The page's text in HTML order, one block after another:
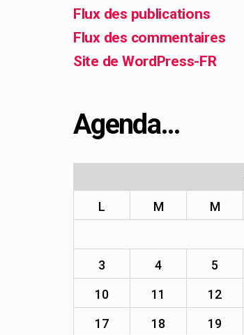
Flux des publications
Flux des commentaires
Site de WordPress-FR
Agenda…
L M M
3
4 5
10
11 12
17
18 19